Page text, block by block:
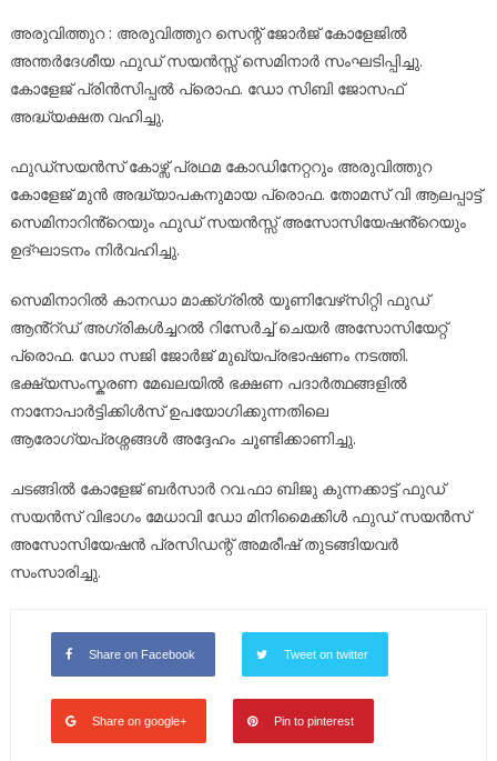
അരുവിത്തുറ : അരുവിത്തുറ സെന്റ് ജോർജ് കോളേജിൽ
അന്തർദേശീയ ഫുഡ് സയൻസ്സ് സെമിനാർ സംഘടിപ്പിച്ചു.
കോളേജ് പ്രിൻസിപ്പൽ പ്രൊഫ. ഡോ സിബി ജോസഫ്
അദ്ധ്യക്ഷത വഹിച്ചു.
ഫുഡ്സയൻസ് കോഴ്സ് പ്രഥമ കോഡിനേറ്ററും അരുവിത്തുറ
കോളേജ് മുൻ അദ്ധ്യാപകനുമായ പ്രൊഫ. തോമസ് വി ആലപ്പാട്ട്
സെമിനാറിൻ്റെയും ഫുഡ് സയൻസ്സ് അസോസിയേഷൻ്റെയും
ഉദ്ഘാടനം നിർവഹിച്ചു.
സെമിനാറിൽ കാനഡാ മാക്ക്ഗ്രിൽ യൂണിവേഴ്‌സിറ്റി ഫുഡ്
ആൻ്റ്ഡ് അഗ്രികൾച്ചറൽ റിസേർച്ച് ചെയർ അസോസിയേറ്റ്
പ്രൊഫ. ഡോ സജി ജോർജ് മുഖ്യപ്രഭാഷണം നടത്തി.
ഭക്ഷ്യസംസ്കരണ മേഖലയിൽ ഭക്ഷണ പദാർത്ഥങ്ങളിൽ
നാനോപാർട്ടിക്കിൾസ് ഉപയോഗിക്കുന്നതിലെ
ആരോഗ്യപ്രശ്നങ്ങൾ അദ്ദേഹം ചൂണ്ടിക്കാണിച്ചു.
ചടങ്ങിൽ കോളേജ് ബർസാർ റവ.ഫാ ബിജു കുന്നക്കാട്ട് ഫുഡ്
സയൻസ് വിഭാഗം മേധാവി ഡോ മിനിമൈക്കിൾ ഫുഡ് സയൻസ്
അസോസിയേഷൻ പ്രസിഡന്റ് അമരീഷ് തുടങ്ങിയവർ
സംസാരിച്ചു.
Share on Facebook Tweet on twitter
Share on google+ Pin to pinterest